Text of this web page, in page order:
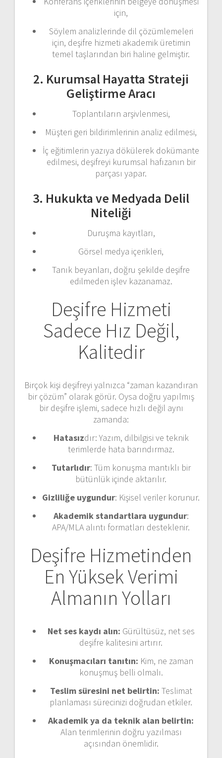
için,
Söylem analizlerinde dil çözümlemeleri
için, deşifre hizmeti akademik üretimin
temel taşlarından biri haline gelmiştir.
2. Kurumsal Hayatta Strateji
Geliştirme Aracı
Toplantıların arşivlenmesi,
Müşteri geri bildirimlerinin analiz edilmesi,
İç eğitimlerin yazıya dökülerek dokümante
edilmesi, deşifreyi kurumsal hafızanın bir
parçası yapar.
3. Hukukta ve Medyada Delil
Niteliği
Duruşma kayıtları,
Görsel medya içerikleri,
Tanık beyanları, doğru şekilde deşifre
edilmeden işlev kazanamaz.
Deşifre Hizmeti
Sadece Hız Değil,
Kalitedir
Birçok kişi deşifreyi yalnızca “zaman kazandıran
bir çözüm” olarak görür. Oysa doğru yapılmış
bir deşifre işlemi, sadece hızlı değil aynı
zamanda:
Hatasızdır: Yazım, dilbilgisi ve teknik
terimlerde hata barındırmaz.
Tutarlıdır: Tüm konuşma mantıklı bir
bütünlük içinde aktarılır.
Gizliliğe uygundur: Kişisel veriler korunur.
Akademik standartlara uygundur:
APA/MLA alıntı formatları desteklenir.
Deşifre Hizmetinden
En Yüksek Verimi
Almanın Yolları
Net ses kaydı alın: Gürültüsüz, net ses
deşifre kalitesini artırır.
Konuşmacıları tanıtın: Kim, ne zaman
konuşmuş belli olmalı.
Teslim süresini net belirtin: Teslimat
planlaması sürecinizi doğrudan etkiler.
Akademik ya da teknik alan belirtin:
Alan terimlerinin doğru yazılması
açısından önemlidir.